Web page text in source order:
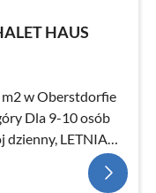
HAUS
w Oberstdorfie
dzienny, LETNIA
W-Lan